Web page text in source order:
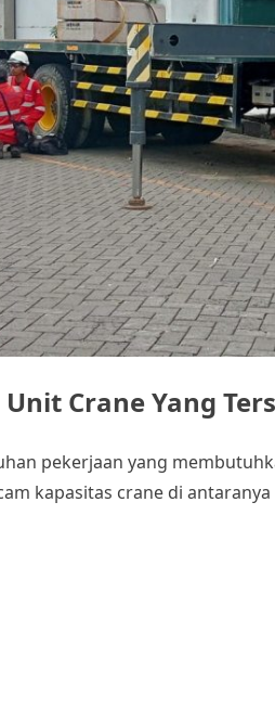
Crane Yang
pekerjaan yang
kapasitas crane di antaranya